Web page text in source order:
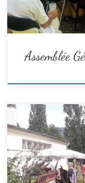
Assemblée
L’assemblée générale
6 juillet, de 9h30 à 13h
Pigeonnier, Digne-les-
L’AG a été le moment
Manosque, d’aborder